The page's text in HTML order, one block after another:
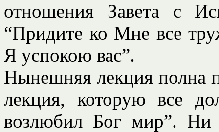
отношения Завета с
“Придите ко Мне все
Я успокою вас”.
Нынешняя лекция полна
лекция, которую все
возлюбил Бог мир”. Ни